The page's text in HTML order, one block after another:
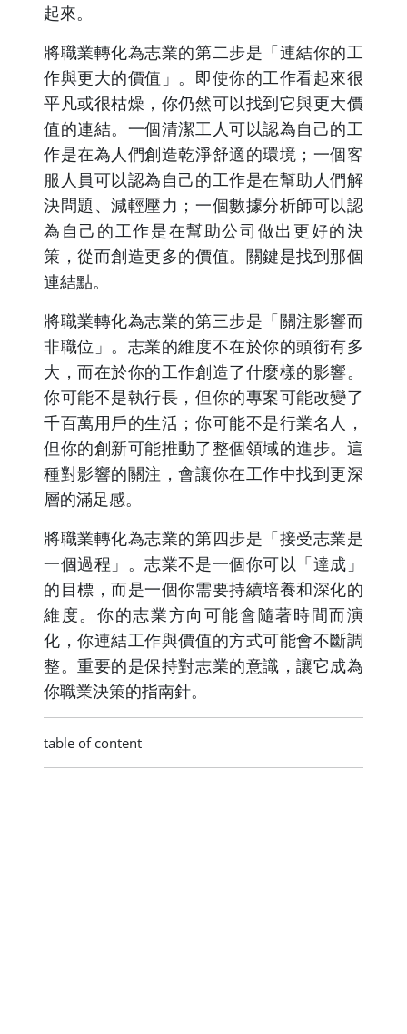
起來。
將職業轉化為志業的第二步是「連結你的工
作與更大的價值」。即使你的工作看起來很
平凡或很枯燥，你仍然可以找到它與更大價
值的連結。一個清潔工人可以認為自己的工
作是在為人們創造乾淨舒適的環境；一個客
服人員可以認為自己的工作是在幫助人們解
決問題、減輕壓力；一個數據分析師可以認
為自己的工作是在幫助公司做出更好的決
策，從而創造更多的價值。關鍵是找到那個
連結點。
將職業轉化為志業的第三步是「關注影響而
非職位」。志業的維度不在於你的頭銜有多
大，而在於你的工作創造了什麼樣的影響。
你可能不是執行長，但你的專案可能改變了
千百萬用戶的生活；你可能不是行業名人，
但你的創新可能推動了整個領域的進步。這
種對影響的關注，會讓你在工作中找到更深
層的滿足感。
將職業轉化為志業的第四步是「接受志業是
一個過程」。志業不是一個你可以「達成」
的目標，而是一個你需要持續培養和深化的
維度。你的志業方向可能會隨著時間而演
化，你連結工作與價值的方式可能會不斷調
整。重要的是保持對志業的意識，讓它成為
你職業決策的指南針。
table of content